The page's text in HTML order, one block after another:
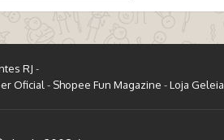
RJ -
Oficial - Shopee Fun Magazine -Loja Geleia